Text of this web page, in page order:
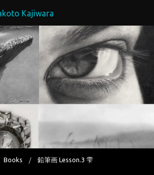
Kajiwara
Books 鉛筆画 Lesson.3 雫